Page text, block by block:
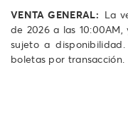
VENTA GENERAL: La
de 2026 a las
sujeto a
boletas por transacción.